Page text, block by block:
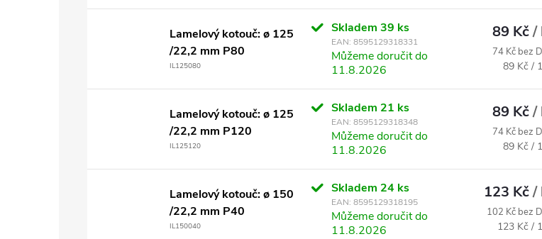
Lamelový kotouč: ø 125
/22,2 mm P80
IL125080
Skladem39 ks
EAN: 8595129318331
Můžeme doručit do
11.8.2026
89 Kč/
74 Kč bez
Měrná
89 Kč /
Lamelový kotouč: ø 125
/22,2 mm P120
IL125120
Skladem 21 ks
EAN: 8595129318348
Můžeme doručit do
11.8.2026
89 Kč/
74 Kč bez
Měrná
89 Kč /
Lamelový kotouč: ø 150
/22,2 mm P40
IL150040
Skladem 24 ks
EAN: 8595129318195
Můžeme doručit do
11.8.2026
123 Kč/
102 Kč bez
Měrná
123 Kč /